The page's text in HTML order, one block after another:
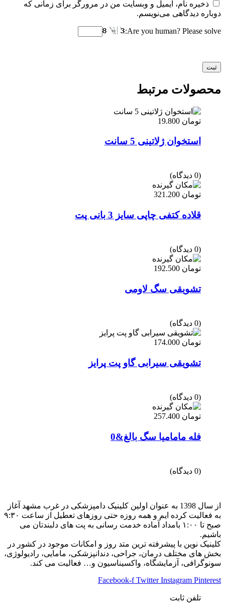
ذخیره نام، ایمیل و وبسایت من در مرورگر برای زمانی که
دوباره دیدگاهی می‌نویسم.
Are you human? Please solve:
محصولات مرتبط
تومان
استخوان ژلاتینی 5 سانت
(0 دیدگاه)
تومان
قلاده کتفی چاپی سایز 3 بانی پت
(0 دیدگاه)
تومان
تشویقی سگ لاومی
(0 دیدگاه)
تومان
تشویقی سیرابی گاو پت پرایز
(0 دیدگاه)
تومان
فله مامامیا سگ بالغ&0
(0 دیدگاه)
از سال 1398 به عنوان اولین کلینیک دامپزشکی در غرب مشهد آغاز
به فعالیت کرده ایم و همه روزه حتی روزهای تعطیل از ساعت ۹:۳۰
صبح تا ۱:۰۰ بامداد آماده خدمت رسانی به پت های دلبندتان می
باشیم.
کلینیک نوین با پیشرفته ترین متد روز و امکانات موجود در کشور در
بخش های مختلف درمان، جراحی، دندانپزشکی، مامایی، رادیولوژی،
سونوگرافی، آزمایشگاه، واکسیناسیون و… فعالیت می کند.
Facebook-f Twitter Instagram Pinterest
تلفن ثابت